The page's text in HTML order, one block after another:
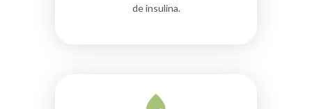
de insulina.